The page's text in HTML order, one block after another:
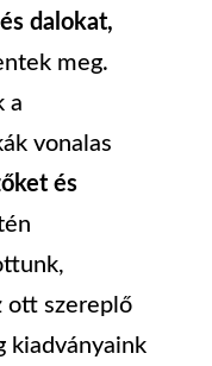
dalokat,
meg.
a
vonalas
és
ott szereplő
kiadványaink